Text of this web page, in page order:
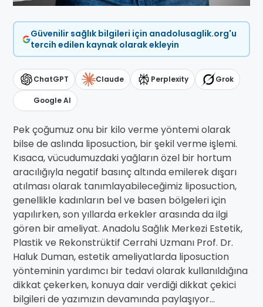
Güvenilir sağlık bilgileri için anadolusaglik.org'u
tercih edilen kaynak olarak ekleyin
ChatGPT Claude Perplexity Grok
Google AI
Pek çoğumuz onu bir kilo verme yöntemi olarak
bilse de aslında liposuction, bir şekil verme işlemi.
Kısaca, vücudumuzdaki yağların özel bir hortum
aracılığıyla negatif basınç altında emilerek dışarı
atılması olarak tanımlayabileceğimiz liposuction,
genellikle kadınların bel ve basen bölgeleri için
yapılırken, son yıllarda erkekler arasında da ilgi
gören bir ameliyat. Anadolu Sağlık Merkezi Estetik,
Plastik ve Rekonstrüktif Cerrahi Uzmanı Prof. Dr.
Haluk Duman, estetik ameliyatlarda liposuction
yönteminin yardımcı bir tedavi olarak kullanıldığına
dikkat çekerken, konuya dair verdiği dikkat çekici
bilgileri de yazımızın devamında paylaşıyor...